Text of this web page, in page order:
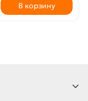
В корзину